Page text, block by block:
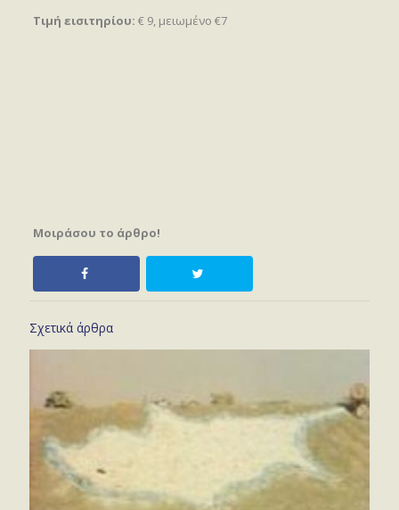
Τιμή εισιτηρίου: € 9, μειωμένο €7
Μοιράσου το άρθρο!
Σχετικά άρθρα